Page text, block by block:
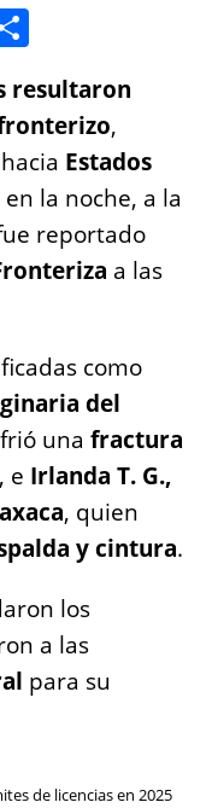
a
re
resultaron
,
Estados
la noche, a la
reportado
a las
como
del
una fractura
, e Irlanda T. G.,
, quien
y cintura.
los
a las
para su
de licencias en 2025